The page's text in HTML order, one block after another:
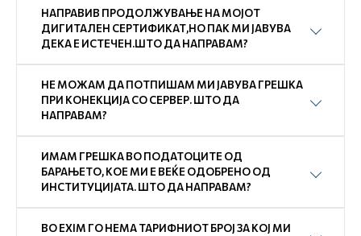
НАПРАВИВ ПРОДОЛЖУВАЊЕ НА МОЈОТ
ДИГИТАЛЕН СЕРТИФИКАТ,НО ПАК МИ ЈАВУВА
ДЕКА Е ИСТЕЧЕН.ШТО ДА НАПРАВАМ?
НЕ МОЖАМ ДА ПОТПИШАМ МИ ЈАВУВА ГРЕШКА
ПРИ КОНЕКЦИЈА СО СЕРВЕР. ШТО ДА
НАПРАВАМ?
ИМАМ ГРЕШКА ВО ПОДАТОЦИТЕ ОД
БАРАЊЕТО, КОЕ МИ Е ВЕЌЕ ОДОБРЕНО ОД
ИНСТИТУЦИЈАТА. ШТО ДА НАПРАВАМ?
ВО EXIM ГО НЕМА ТАРИФНИОТ БРОЈ ЗА КОЈ МИ